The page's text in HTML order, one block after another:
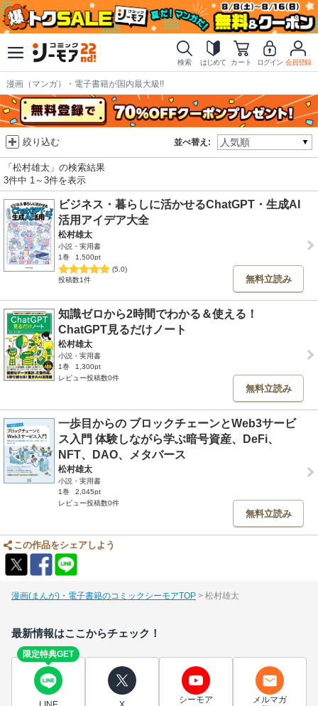
検索 はじめて カート ログイン 会員登録
漫画（マンガ）・電子書籍が国内最大級!!
並べ替え:
絞り込む
「松村雄太」の検索結果
3件中 1～3件を表示
ビジネス・暮らしに活かせるChatGPT・生成AI
活用アイデア大全
松村雄太
小説・実用書
1巻
1,500pt
(5.0)
投稿数1件
無料立読み
知識ゼロから2時間でわかる＆使える！
ChatGPT見るだけノート
松村雄太
小説・実用書
1巻
1,300pt
レビュー投稿数0件
無料立読み
一歩目からの ブロックチェーンとWeb3サービ
ス入門 体験しながら学ぶ暗号資産、DeFi、
NFT、DAO、メタバース
松村雄太
小説・実用書
1巻
2,045pt
レビュー投稿数0件
無料立読み
この作品をシェアしよう
漫画(まんが)・電子書籍のコミックシーモアTOP 松村雄太
最新情報はここからチェック！
限定特典GET
シーモア
メルマガ